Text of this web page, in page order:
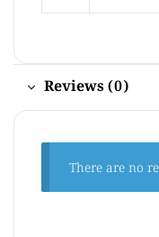
Reviews (0)
There are no